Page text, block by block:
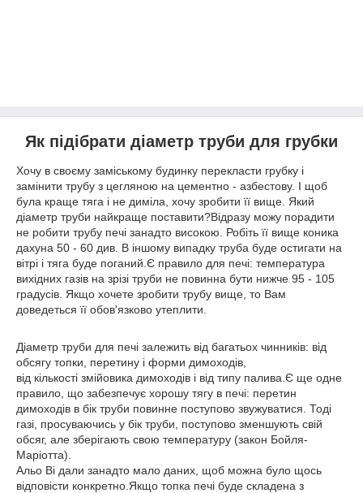
Як підібрати діаметр труби для грубки
Хочу в своєму заміському будинку перекласти грубку і
замінити трубу з цегляною на цементно - азбестову. І щоб
була краще тяга і не диміла, хочу зробити її вище. Який
діаметр труби найкраще поставити?Відразу можу порадити
не робити трубу печі занадто високою. Робіть її вище коника
дахуна 50 - 60 див. В іншому випадку труба буде остигати на
вітрі і тяга буде поганий.Є правило для печі: температура
вихідних газів на зрізі труби не повинна бути нижче 95 - 105
градусів. Якщо хочете зробити трубу вище, то Вам
доведеться її обов'язково утеплити.
Діаметр труби для печі залежить від багатьох чинників: від
обсягу топки, перетину і форми димоходів,
від кількості змійовика димоходів і від типу палива.Є ще одне
правило, що забезпечує хорошу тягу в печі: перетин
димоходів в бік труби повинне поступово звужуватися. Тоді
газі, просуваючись у бік труби, поступово зменшують свій
обсяг, але зберігають свою температуру (закон Бойля-
Маріотта).
Альо Ві дали занадто мало даних, щоб можна було щось
відповісти конкретно.Якщо топка печі буде складена з